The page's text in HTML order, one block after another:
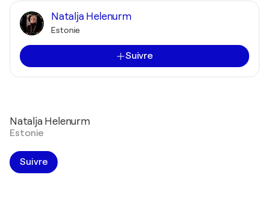
Natalja Helenurm
Estonie
Suivre
Natalja Helenurm
Estonie
Suivre